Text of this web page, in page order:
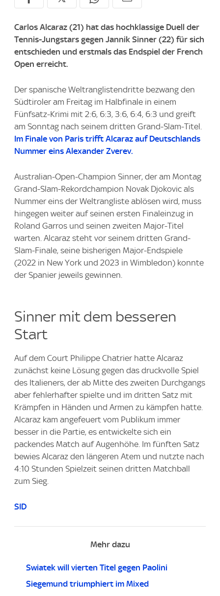
Carlos Alcaraz (21) hat das hochklassige Duell der
Tennis-Jungstars gegen Jannik Sinner (22) für sich
entschieden und erstmals das Endspiel der French
Open erreicht.
Der spanische Weltranglistendritte bezwang den
Südtiroler am Freitag im Halbfinale in einem
Fünfsatz-Krimi mit 2:6, 6:3, 3:6, 6:4, 6:3 und greift
am Sonntag nach seinem dritten Grand-Slam-Titel.
Im Finale von Paris trifft Alcaraz auf Deutschlands
Nummer eins Alexander Zverev.
Australian-Open-Champion Sinner, der am Montag
Grand-Slam-Rekordchampion Novak Djokovic als
Nummer eins der Weltrangliste ablösen wird, muss
hingegen weiter auf seinen ersten Finaleinzug in
Roland Garros und seinen zweiten Major-Titel
warten. Alcaraz steht vor seinem dritten Grand-
Slam-Finale, seine bisherigen Major-Endspiele
(2022 in New York und 2023 in Wimbledon) konnte
der Spanier jeweils gewinnen.
Sinner mit dem besseren
Start
Auf dem Court Philippe Chatrier hatte Alcaraz
zunächst keine Lösung gegen das druckvolle Spiel
des Italieners, der ab Mitte des zweiten Durchgangs
aber fehlerhafter spielte und im dritten Satz mit
Krämpfen in Händen und Armen zu kämpfen hatte.
Alcaraz kam angefeuert vom Publikum immer
besser in die Partie, es entwickelte sich ein
packendes Match auf Augenhöhe. Im fünften Satz
bewies Alcaraz den längeren Atem und nutzte nach
4:10 Stunden Spielzeit seinen dritten Matchball
zum Sieg.
SID
Mehr dazu
Swiatek will vierten Titel gegen Paolini
Siegemund triumphiert im Mixed